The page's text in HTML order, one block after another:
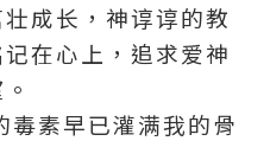
成长，神谆谆的教
在心上，追求爱神
素早已灌满我的骨